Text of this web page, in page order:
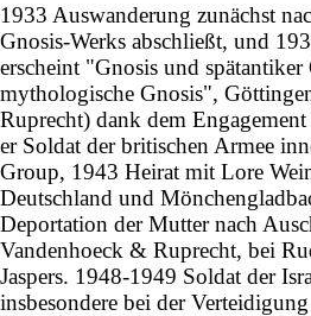
1933 Auswanderung zunächst
Gnosis-Werks abschließt, und
erscheint "Gnosis und
mythologische Gnosis",
Ruprecht) dank dem
er Soldat der britischen Armee
Group, 1943 Heirat mit Lore
Deutschland und
Deportation der Mutter nach
Vandenhoeck & Ruprecht, bei
Jaspers. 1948-1949 Soldat der
insbesondere bei der Verteidigung